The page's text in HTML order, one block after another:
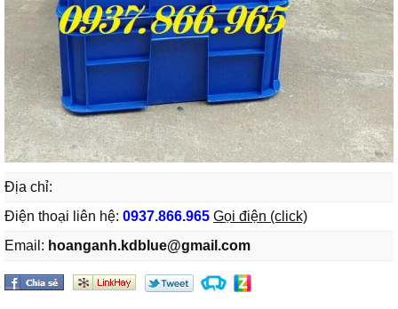
Địa chỉ:
Điện thoại liên hệ: 0937.866.965 Gọi điện (click)
Email: hoanganh.kdblue@gmail.com